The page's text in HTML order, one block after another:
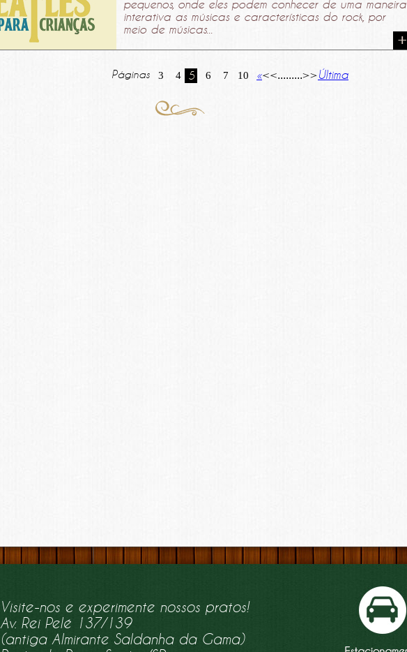
pequenos, onde eles podem conhecer de uma maneira
interativa as músicas e características do rock, por
meio de músicas...
Páginas «<<...
3 4 5 6 7 ...
10 ...>>Última
Visite-nos e experimente nossos pratos!
Av. Rei Pelé 137/139
(antiga Almirante Saldanha da Gama)